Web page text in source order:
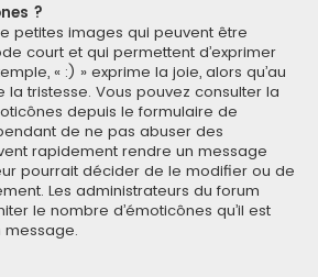
?
petites images qui peuvent être
court et qui permettent d’exprimer
« :) » exprime la joie, alors qu’au
la tristesse. Vous pouvez consulter la
depuis le formulaire de
de ne pas abuser des
rapidement rendre un message
pourrait décider de le modifier ou de
Les administrateurs du forum
le nombre d’émoticônes qu’il est
message.